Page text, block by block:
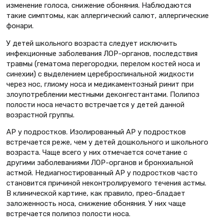
изменение голоса, снижение обоняния. Наблюдаются
такие симптомы, как аллергический салют, аллергические
фонари.
У детей школьного возраста следует исключить
инфекционные заболевания ЛОР-органов, последствия
травмы (гематома перегородки, перелом костей носа и
синехии) с выделением цереброспинальной жидкости
через нос, глиому носа и медикаментозный ринит при
злоупотреблении местными деконгестантами. Полипоз
полости носа нечасто встречается у детей данной
возрастной группы.
АР у подростков. Изолированный АР у подростков
встречается реже, чем у детей дошкольного и школьного
возраста. Чаще всего у них отмечается сочетание с
другими заболеваниями ЛОР-органов и бронхиальной
астмой. Недиагностированный АР у подростков часто
становится причиной неконтролируемого течения астмы.
В клинической картине, как правило, прео-бладает
заложенность носа, снижение обоняния. У них чаще
встречается полипоз полости носа.